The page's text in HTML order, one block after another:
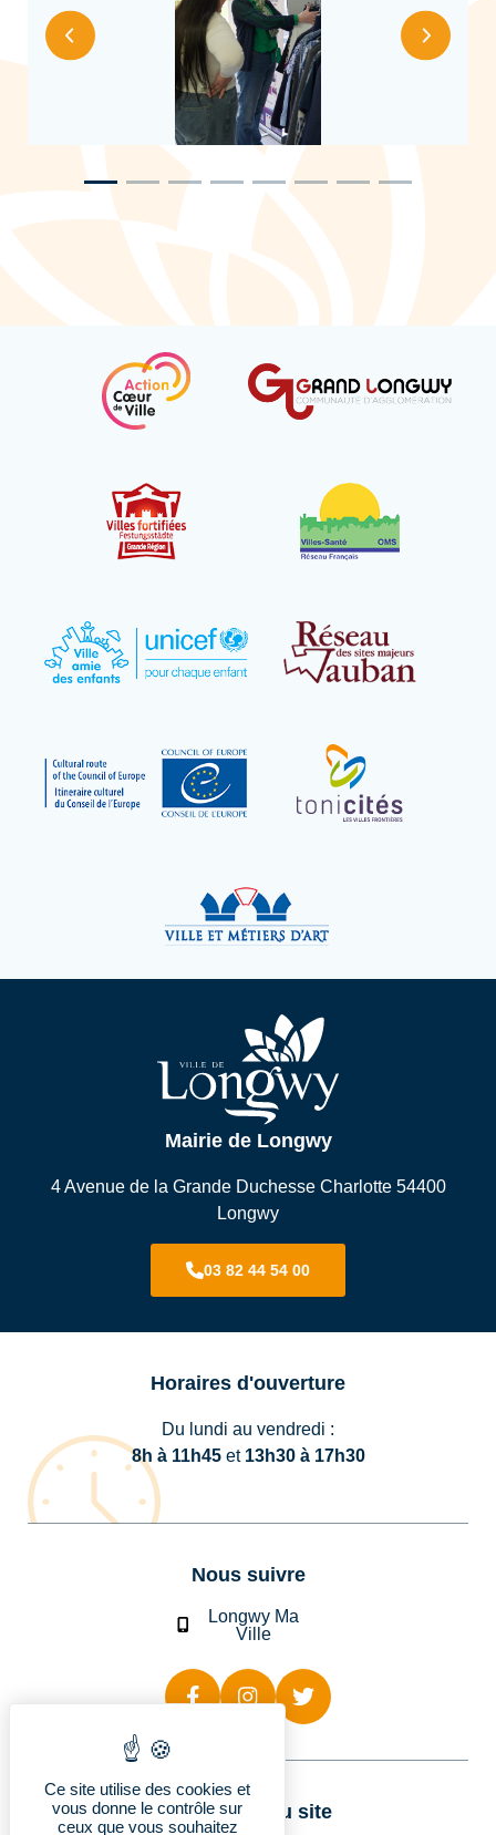
Mairie de Longwy
4 Avenue de la Grande Duchesse Charlotte 54400
Longwy
03 82 44 54 00
Horaires d'ouverture
Du lundi au vendredi :
8h à 11h45et 13h30 à 17h30
Nous suivre
Longwy Ma
Ville
Rubriques du site
Ce site utilise des cookies et
vous donne le contrôle sur
ceux que vous souhaitez